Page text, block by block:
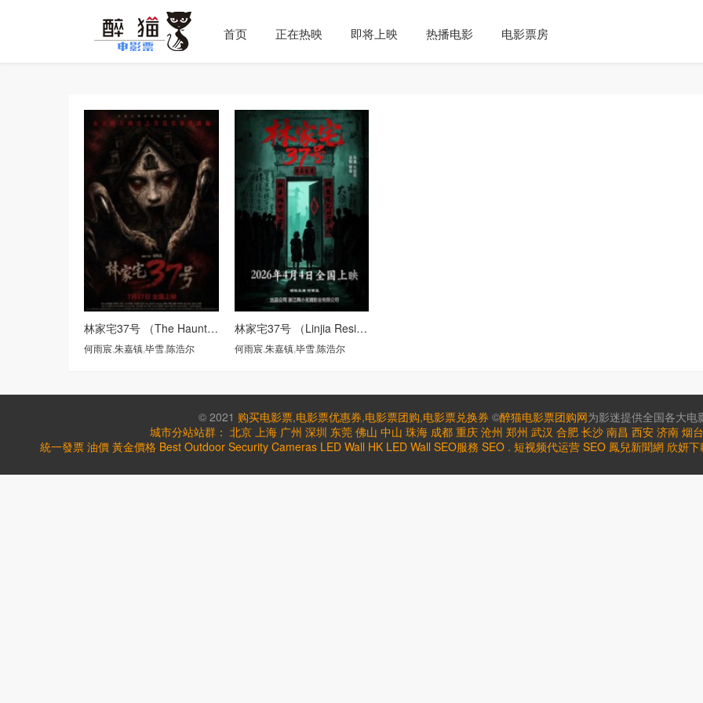
首页 正在热映 即将上映 热播电影 电影票房
林家宅37号 （The Haunting at Lin FamiIy House 37）
何雨宸,朱嘉镇,毕雪,陈浩尔
林家宅37号 （Linjia Residence No. 37）
何雨宸,朱嘉镇,毕雪,陈浩尔
© 2021 购买电影票,电影票优惠券,电影票团购,电影票兑换券 ©醉猫电影票团购网为影迷提供全国各大
城市分站站群： 北京 上海 广州 深圳 东莞 佛山 中山 珠海 成都 重庆 沧州 郑州 武汉 合肥 长沙 南昌 西安 济南 烟台
統一發票 油價 黃金價格 Best Outdoor Security Cameras LED Wall HK LED Wall SEO服務 SEO . 短视频代运营 SEO 鳳兒新聞網 欣妍下